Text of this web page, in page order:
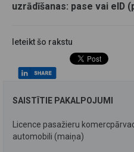
uzrādīšanas: pase vai eID
Ieteikt šo rakstu
SAISTĪTIE PAKALPOJUMI
Licence pasažieru
automobili (maiņa)